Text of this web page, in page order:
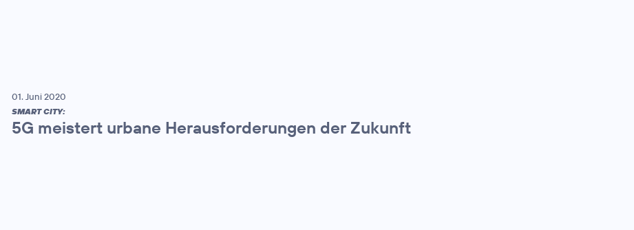
01. Juni 2020
SMART CITY:
5G meistert urbane Herausforderungen der Zukunft